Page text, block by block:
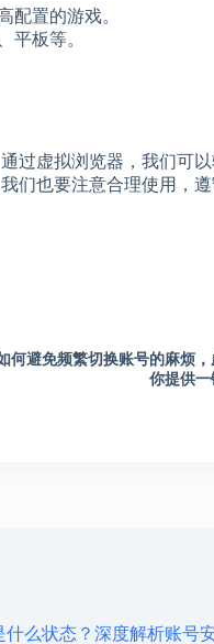
配置的游戏。
平板等。
过虚拟浏览器，我们可
们也要注意合理使用，
何避免频繁切换账号的麻烦
你提供一
什么状态？深度解析账号